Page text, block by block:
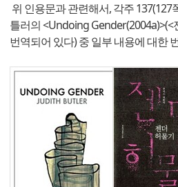
위 인용문과 관련해서, 각주 137(127
틀러의 <Undoing
번역되어 있다) 중 일부 내용에 대한